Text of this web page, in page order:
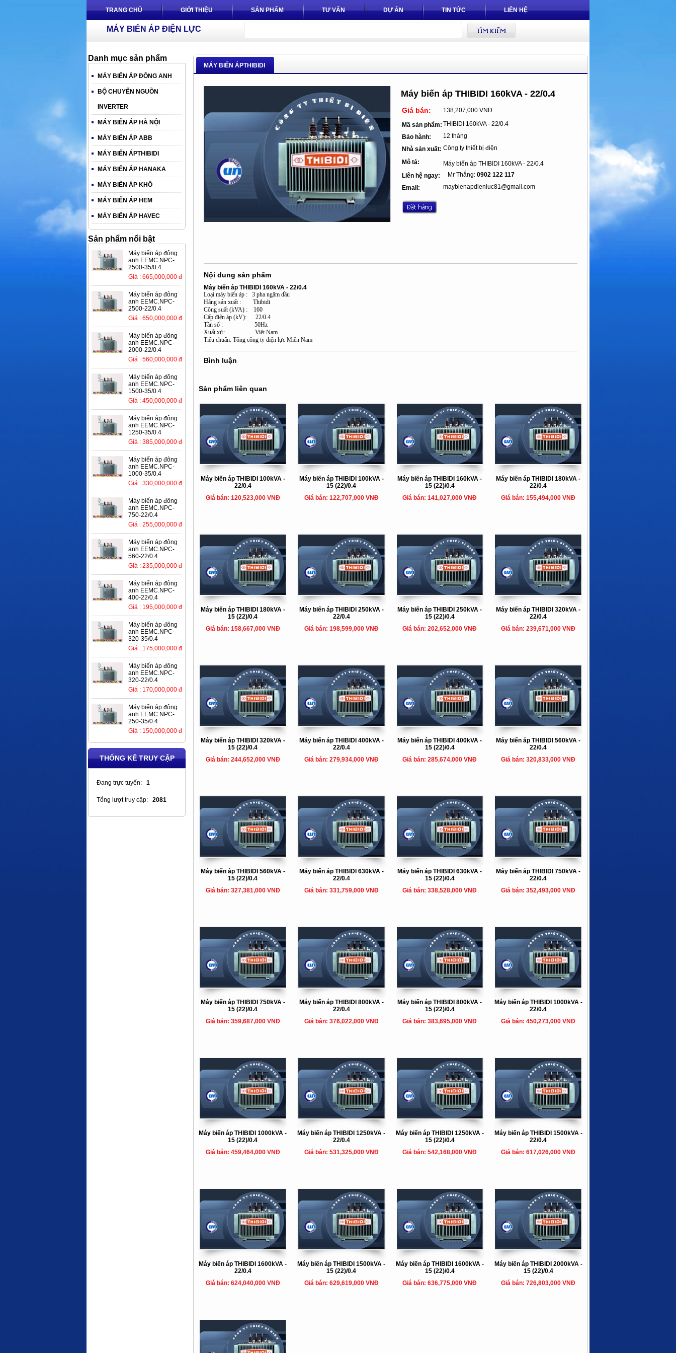
TRANG CHỦ GIỚI THIỆU SẢN PHẨM TƯ VẤN DỰ ÁN TIN TỨC LIÊN HỆ
MÁY BIẾN ÁP ĐIỆN LỰC
MÁY BIẾN ÁPTHIBIDI
Máy biến áp THIBIDI 160kVA - 22/0.4
Giá bán: 138,207,000 VNĐ
Mã sản phẩm: THIBIDI 160kVA - 22/0.4
Bảo hành:
12 tháng
Nhà sản xuất: Công ty thiết bị điện
Mô tả:
Máy biến áp THIBIDI 160kVA - 22/0.4
Liên hệ ngay:
Mr Thắng: 0902 122 117
Email:
maybienapdienluc81@gmail.com
Nội dung sản phẩm
Máy biến áp THIBIDI 160kVA - 22/0.4
Loại máy biến áp : 3 pha ngâm dầu
Hãng sản xuất : Thibidi
Công suất (kVA) : 160
Cấp điện áp (kV): 22/0.4
Tần số : 50Hz
Xuất xứ: Việt Nam
Tiêu chuẩn: Tổng công ty điện lực Miền Nam
Bình luận
Sản phẩm liên quan
Máy biến áp THIBIDI 100kVA -
22/0.4
Giá bán: 120,523,000 VNĐ
Máy biến áp THIBIDI 100kVA -
15 (22)/0.4
Giá bán: 122,707,000 VNĐ
Máy biến áp THIBIDI 160kVA -
15 (22)/0.4
Giá bán: 141,027,000 VNĐ
Máy biến áp THIBIDI 180kVA -
22/0.4
Giá bán: 155,494,000 VNĐ
Máy biến áp THIBIDI 180kVA -
15 (22)/0.4
Giá bán: 158,667,000 VNĐ
Máy biến áp THIBIDI 250kVA -
22/0.4
Giá bán: 198,599,000 VNĐ
Máy biến áp THIBIDI 250kVA -
15 (22)/0.4
Giá bán: 202,652,000 VNĐ
Máy biến áp THIBIDI 320kVA -
22/0.4
Giá bán: 239,671,000 VNĐ
Máy biến áp THIBIDI 320kVA -
15 (22)/0.4
Giá bán: 244,652,000 VNĐ
Máy biến áp THIBIDI 400kVA -
22/0.4
Giá bán: 279,934,000 VNĐ
Máy biến áp THIBIDI 400kVA -
15 (22)/0.4
Giá bán: 285,674,000 VNĐ
Máy biến áp THIBIDI 560kVA -
22/0.4
Giá bán: 320,833,000 VNĐ
Máy biến áp THIBIDI 560kVA -
15 (22)/0.4
Giá bán: 327,381,000 VNĐ
Máy biến áp THIBIDI 630kVA -
22/0.4
Giá bán: 331,759,000 VNĐ
Máy biến áp THIBIDI 630kVA -
15 (22)/0.4
Giá bán: 338,528,000 VNĐ
Máy biến áp THIBIDI 750kVA -
22/0.4
Giá bán: 352,493,000 VNĐ
Máy biến áp THIBIDI 750kVA -
15 (22)/0.4
Giá bán: 359,687,000 VNĐ
Máy biến áp THIBIDI 800kVA -
22/0.4
Giá bán: 376,022,000 VNĐ
Máy biến áp THIBIDI 800kVA -
15 (22)/0.4
Giá bán: 383,695,000 VNĐ
Máy biến áp THIBIDI 1000kVA -
22/0.4
Giá bán: 450,273,000 VNĐ
Máy biến áp THIBIDI 1000kVA -
15 (22)/0.4
Giá bán: 459,464,000 VNĐ
Máy biến áp THIBIDI 1250kVA -
22/0.4
Giá bán: 531,325,000 VNĐ
Máy biến áp THIBIDI 1250kVA -
15 (22)/0.4
Giá bán: 542,168,000 VNĐ
Máy biến áp THIBIDI 1500kVA -
22/0.4
Giá bán: 617,026,000 VNĐ
Máy biến áp THIBIDI 1600kVA -
22/0.4
Giá bán: 624,040,000 VNĐ
Máy biến áp THIBIDI 1500kVA -
15 (22)/0.4
Giá bán: 629,619,000 VNĐ
Máy biến áp THIBIDI 1600kVA -
15 (22)/0.4
Giá bán: 636,775,000 VNĐ
Máy biến áp THIBIDI 2000kVA -
15 (22)/0.4
Giá bán: 726,803,000 VNĐ
Danh mục sản phẩm
MÁY BIẾN ÁP ĐÔNG ANH
BỘ CHUYỂN NGUỒN
INVERTER
MÁY BIẾN ÁP HÀ NỘI
MÁY BIẾN ÁP ABB
MÁY BIẾN ÁPTHIBIDI
MÁY BIẾN ÁP HANAKA
MÁY BIẾN ÁP KHÔ
MÁY BIẾN ÁP HEM
MÁY BIẾN ÁP HAVEC
Sản phẩm nổi bật
Máy biến áp đông
anh EEMC.NPC-
2500-35/0.4
Giá : 665,000,000 đ
Máy biến áp đông
anh EEMC.NPC-
2500-22/0.4
Giá : 650,000,000 đ
Máy biến áp đông
anh EEMC.NPC-
2000-22/0.4
Giá : 560,000,000 đ
Máy biến áp đông
anh EEMC.NPC-
1500-35/0.4
Giá : 450,000,000 đ
Máy biến áp đông
anh EEMC.NPC-
1250-35/0.4
Giá : 385,000,000 đ
Máy biến áp đông
anh EEMC.NPC-
1000-35/0.4
Giá : 330,000,000 đ
Máy biến áp đông
anh EEMC.NPC-
750-22/0.4
Giá : 255,000,000 đ
Máy biến áp đông
anh EEMC.NPC-
560-22/0.4
Giá : 235,000,000 đ
Máy biến áp đông
anh EEMC.NPC-
400-22/0.4
Giá : 195,000,000 đ
Máy biến áp đông
anh EEMC.NPC-
320-35/0.4
Giá : 175,000,000 đ
Máy biến áp đông
anh EEMC.NPC-
320-22/0.4
Giá : 170,000,000 đ
Máy biến áp đông
anh EEMC.NPC-
250-35/0.4
Giá : 150,000,000 đ
THỐNG KÊ TRUY CẬP
Đang trực tuyến: 1
Tổng lượt truy cập: 2081